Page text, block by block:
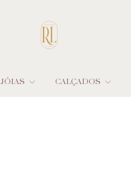
JÓIAS CALÇADOS